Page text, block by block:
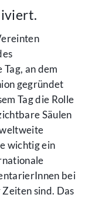
an dem
gegründet
Tag die Rolle
Säulen
wichtig ein
bei
sind. Das